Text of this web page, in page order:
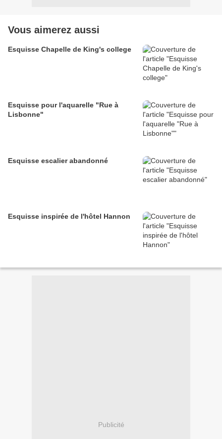
Vous aimerez aussi
Esquisse Chapelle de King's college
Esquisse pour l'aquarelle "Rue à
Lisbonne"
Esquisse escalier abandonné
Esquisse inspirée de l'hôtel Hannon
Publicité